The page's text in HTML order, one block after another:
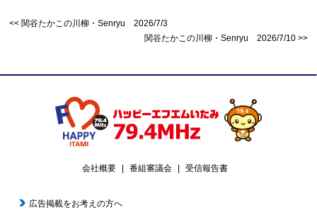
関谷たかこの川柳・Senryu 2026/7/3
関谷たかこの川柳・Senryu 2026/7/10
会社概要 番組審議会 受信報告書
広告掲載をお考えの方へ